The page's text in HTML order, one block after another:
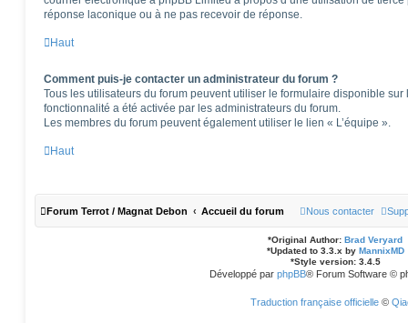
réponse laconique ou à ne pas recevoir de réponse.
Haut
Comment puis-je contacter un administrateur du forum ?
Tous les utilisateurs du forum peuvent utiliser le formulaire disponible
fonctionnalité a été activée par les administrateurs du forum.
Les membres du forum peuvent également utiliser le lien « L’équipe ».
Haut
Forum Terrot / Magnat Debon Accueil du forum Nous contacter
*Original Author: Brad Veryard
*Updated to 3.3.x by MannixMD
*Style version: 3.4.5
Développé par phpBB® Forum Software ©
Traduction française officielle©